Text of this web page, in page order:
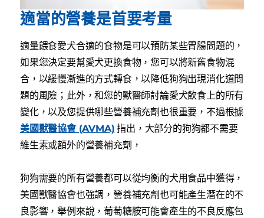
適當的營養是首要考量
適量餵食愛犬合適的食物是可以預防某些胃腸問題的，
如果您決定要幫愛犬更換食物，您可以將新舊食物混
合，以緩慢漸進的方式轉食，以降低狗狗出現消化道問
題的風險；此外，和您的獸醫師討論愛犬飲食上的所有
變化，以及您提供哪些營養補充劑也很重要，不過根據
美國獸醫協會 (AVMA) 指出，大部分的狗狗都不需要
維生素或額外的營養補充劑，
狗狗需要的所有營養都可以從均衡的犬用食品中獲得，
美國獸醫協會也強調，營養補充劑也可能產生潛在的不
良影響，舉例來說，葡萄糖胺可能會產生的不良反應包